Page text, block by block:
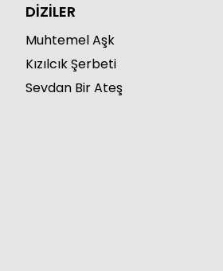
DİZİLER
Muhtemel Aşk
Kızılcık Şerbeti
Sevdan Bir Ateş